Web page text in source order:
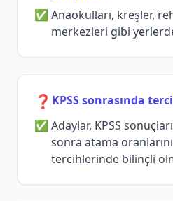
Anaokulları, kreşler,
merkezleri gibi
❓ KPSS sonrasında
Adaylar, KPSS
sonra atama
tercihlerinde bilinçli